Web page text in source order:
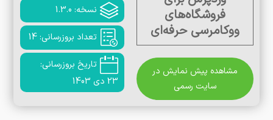
فروشگاه‌های
ووکامرسی حرفه‌ای
مشاهده پیش نمایش در
سایت رسمی
نسخه: 1.3.0
تعداد بروزرسانی: 14
تاریخ بروزرسانی:
23 دی 1403